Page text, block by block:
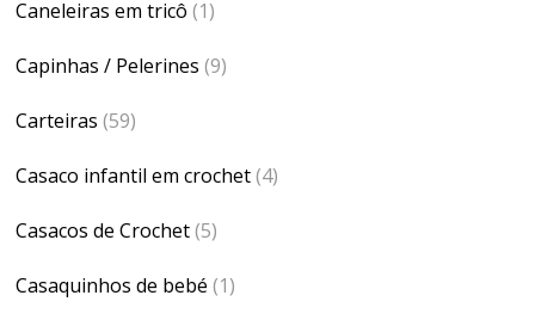
Caneleiras em tricô (1)
Capinhas / Pelerines (9)
Carteiras (59)
Casaco infantil em crochet(4)
Casacos de Crochet(5)
Casaquinhos de bebé (1)